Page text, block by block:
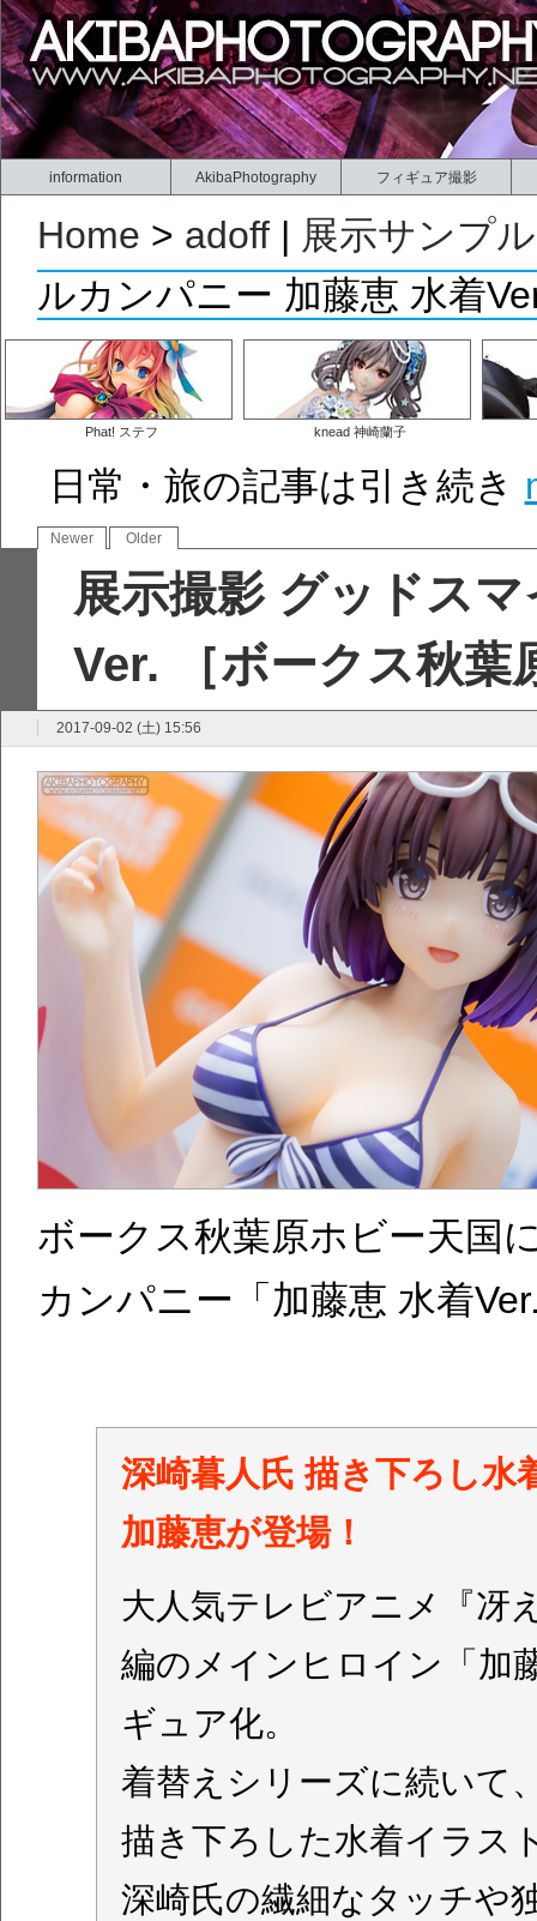
information AkibaPhotography フィギュア撮影
Home > adoff | 展示サンプ
ルカンパニー 加藤恵 水着
Phat! ステフ knead 神崎蘭子
日常・旅の記事は引き続き
Newer Older
展示撮影 グッドス
Ver. ［ボークス秋葉
2017-09-02 (土) 15:56
ボークス秋葉原ホビー天国
カンパニー「加藤恵 水着
深崎暮人氏 描き下ろし水
加藤恵が登場！
大人気テレビアニメ『冴
編のメインヒロイン「加
ギュア化。
着替えシリーズに続いて
描き下ろした水着イラス
深崎氏の繊細なタッチや